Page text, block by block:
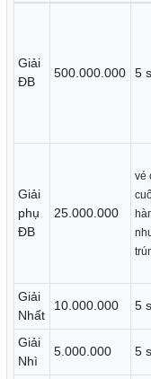
Giải
ĐB
500.000.000 5
Giải
phụ
ĐB
25.000.000
vé
Giải
Nhất
10.000.000 5
Giải
Nhì
5.000.000 5